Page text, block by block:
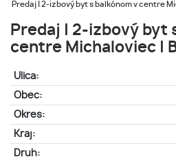
Predaj | 2-izbový byt s balkónom v centre
Predaj | 2-izbový byt
centre Michaloviec |
Ulica:
Obec:
Okres:
Kraj:
Druh: